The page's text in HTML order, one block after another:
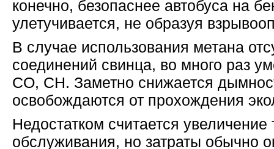
конечно, безопаснее автобуса на
улетучивается, не образуя
В случае использования метана
соединений свинца, во много раз
CO, CH. Заметно снижается
освобождаются от прохождения
Недостатком считается увеличение
обслуживания, но затраты обычно